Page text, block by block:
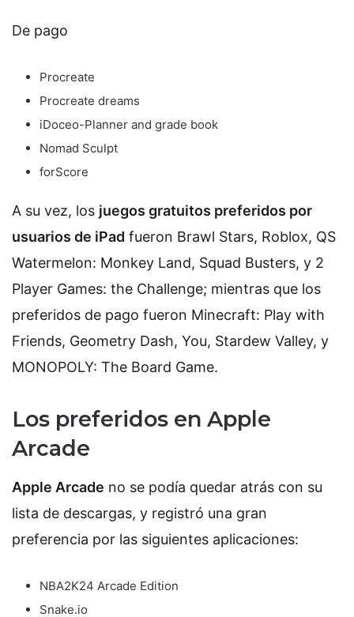
De pago
Procreate
Procreate dreams
iDoceo-Planner and grade book
Nomad Sculpt
forScore
A su vez, los juegos gratuitos preferidos por
usuarios de iPad fueron Brawl Stars, Roblox, QS
Watermelon: Monkey Land, Squad Busters, y 2
Player Games: the Challenge; mientras que los
preferidos de pago fueron Minecraft: Play with
Friends, Geometry Dash, You, Stardew Valley, y
MONOPOLY: The Board Game.
Los preferidos en Apple
Arcade
Apple Arcade no se podía quedar atrás con su
lista de descargas, y registró una gran
preferencia por las siguientes aplicaciones:
NBA2K24 Arcade Edition
Snake.io